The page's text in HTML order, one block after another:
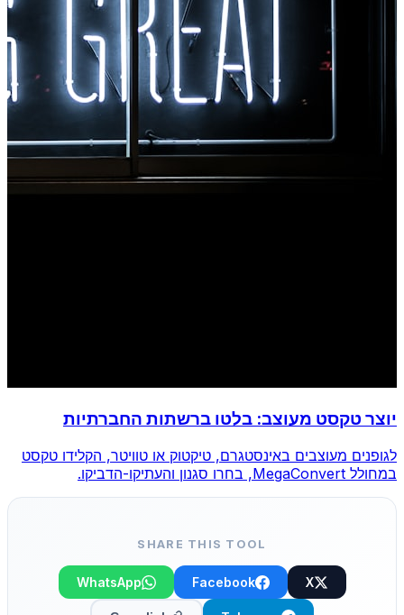
יוצר טקסט מעוצב: בלטו ברשתות החברתיות
לגופנים מעוצבים באינסטגרם, טיקטוק או טוויטר, הקלידו טקסט
במחולל MegaConvert, בחרו סגנון והעתיקו-הדביקו.
SHARE THIS TOOL
X
Facebook
WhatsApp